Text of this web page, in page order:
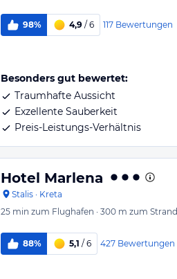
98% 4,9 / 6 117 Bewertungen
Besonders gut bewertet:
Traumhafte Aussicht
Exzellente Sauberkeit
Preis-Leistungs-Verhältnis
Hotel Marlena
Stalis · Kreta
25 min zum Flughafen · 300 m zum Strand
88% 5,1 / 6 427 Bewertungen